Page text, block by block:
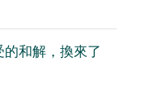
和解，換來了